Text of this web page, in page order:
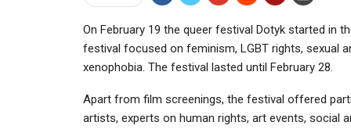
On February 19 the queer festival Dotyk started in
festival focused on feminism, LGBT rights, sexual
xenophobia. The festival lasted until February 28.
Apart from film screenings, the festival offered
artists, experts on human rights, art events, social